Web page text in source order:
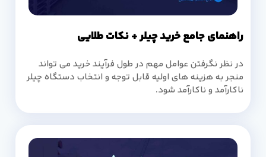
راهنمای جامع خرید چیلر + نکات طلایی
در نظر نگرفتن عوامل مهم در طول فرآیند خرید می تواند
منجر به هزینه های اولیه قابل توجه و انتخاب دستگاه چیلر
ناکارآمد و ناکارآمد شود.